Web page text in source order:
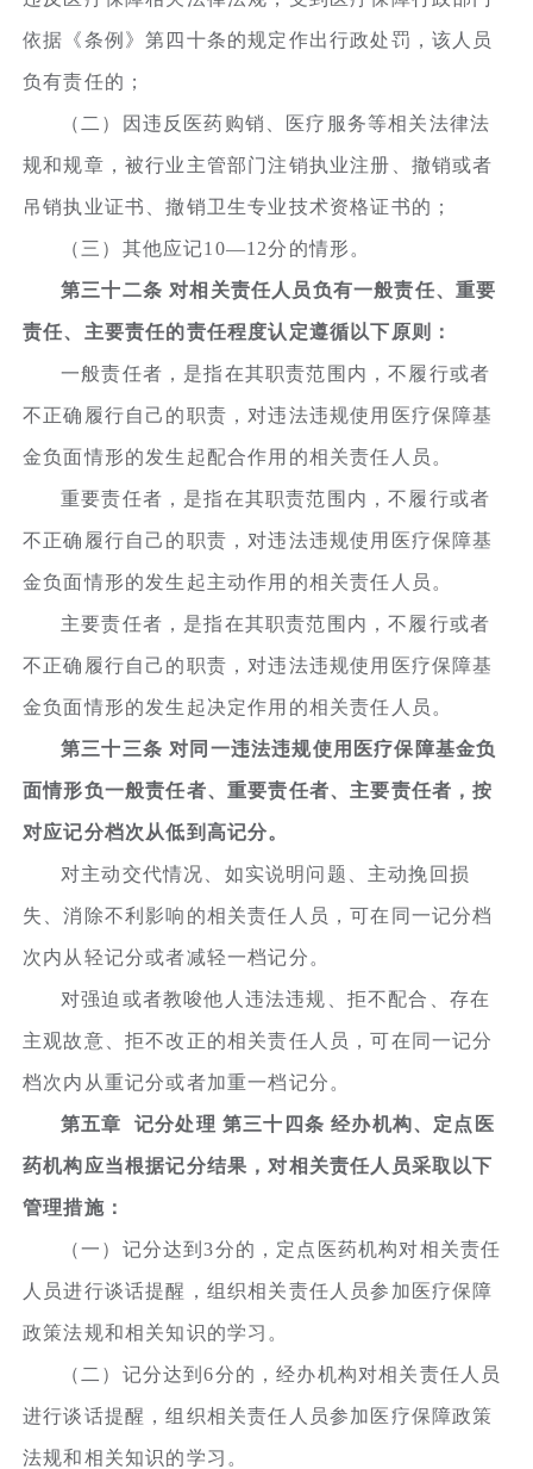
依据《条例》第四十条的规定作出行政处罚，该人员
负有责任的；
（二）因违反医药购销、医疗服务等相关法律法
规和规章，被行业主管部门注销执业注册、撤销或者
吊销执业证书、撤销卫生专业技术资格证书的；
（三）其他应记10—12分的情形。
第三十二条 对相关责任人员负有一般责任、重要
责任、主要责任的责任程度认定遵循以下原则：
一般责任者，是指在其职责范围内，不履行或者
不正确履行自己的职责，对违法违规使用医疗保障基
金负面情形的发生起配合作用的相关责任人员。
重要责任者，是指在其职责范围内，不履行或者
不正确履行自己的职责，对违法违规使用医疗保障基
金负面情形的发生起主动作用的相关责任人员。
主要责任者，是指在其职责范围内，不履行或者
不正确履行自己的职责，对违法违规使用医疗保障基
金负面情形的发生起决定作用的相关责任人员。
第三十三条 对同一违法违规使用医疗保障基金负
面情形负一般责任者、重要责任者、主要责任者，按
对应记分档次从低到高记分。
对主动交代情况、如实说明问题、主动挽回损
失、消除不利影响的相关责任人员，可在同一记分档
次内从轻记分或者减轻一档记分。
对强迫或者教唆他人违法违规、拒不配合、存在
主观故意、拒不改正的相关责任人员，可在同一记分
档次内从重记分或者加重一档记分。
第五章 记分处理 第三十四条 经办机构、定点医
药机构应当根据记分结果，对相关责任人员采取以下
管理措施：
（一）记分达到3分的，定点医药机构对相关责任
人员进行谈话提醒，组织相关责任人员参加医疗保障
政策法规和相关知识的学习。
（二）记分达到6分的，经办机构对相关责任人员
进行谈话提醒，组织相关责任人员参加医疗保障政策
法规和相关知识的学习。